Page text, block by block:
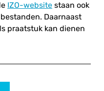
IZO-website staan ook
Daarnaast
praatstuk kan dienen